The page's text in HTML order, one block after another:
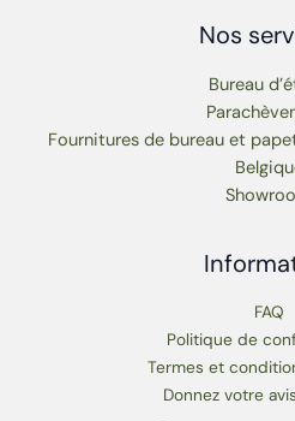
Nos
Bureau
Fournitures de bureau et
FAQ
Politique de
Termes et
Donnez votre